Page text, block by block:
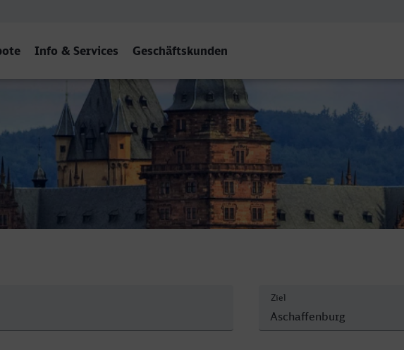
Info & Services Geschäftskunden
- Aschaffenburg Hbf
Ziel